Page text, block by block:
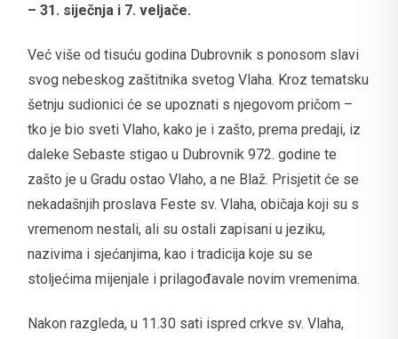
– 31. siječnja i 7. veljače.
Već više od tisuću godina Dubrovnik s ponosom slavi
svog nebeskog zaštitnika svetog Vlaha. Kroz tematsku
šetnju sudionici će se upoznati s njegovom pričom –
tko je bio sveti Vlaho, kako je i zašto, prema predaji, iz
daleke Sebaste stigao u Dubrovnik 972. godine te
zašto je u Gradu ostao Vlaho, a ne Blaž. Prisjetit će se
nekadašnjih proslava Feste sv. Vlaha, običaja koji su s
vremenom nestali, ali su ostali zapisani u jeziku,
nazivima i sjećanjima, kao i tradicija koje su se
stoljećima mijenjale i prilagođavale novim vremenima.
Nakon razgleda, u 11.30 sati ispred crkve sv. Vlaha,